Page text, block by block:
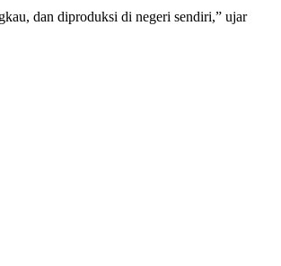
dan diproduksi di negeri sendiri,” ujar